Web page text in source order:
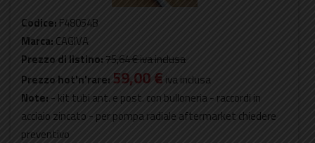
Codice: F48054B
Marca: CAGIVA
Prezzo di listino: 75,64 €iva inclusa
Prezzo hot'n'rare: 59,00 € iva inclusa
Note: - kit tubi ant. e post. con bulloneria - raccordi in
acciaio zincato - per pompa radiale aftermarket chiedere
preventivo